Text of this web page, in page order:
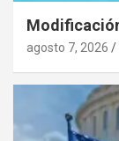
agosto 7, 2026